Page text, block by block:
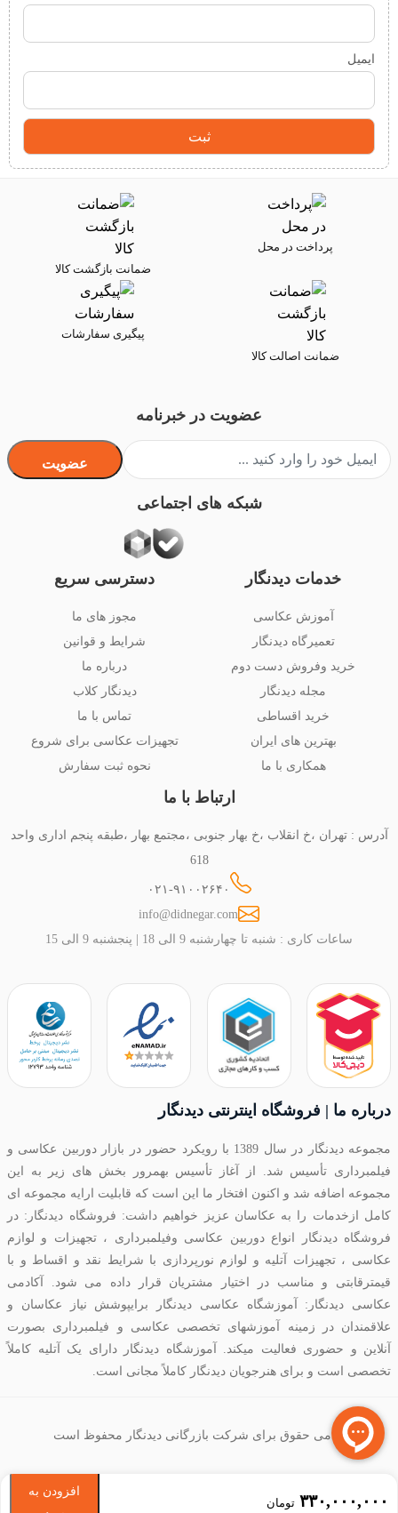
ایمیل
۳۳۰,۰۰۰,۰۰۰ تومان
افزودن به
پرداخت در محل
ضمانت بازگشت کالا
ضمانت اصالت کالا
پیگیری سفارشات
خدمات دیدنگار
آموزش عکاسی
تعمیرگاه دیدنگار
خرید وفروش دست دوم
مجله دیدنگار
خرید اقساطی
بهترین های ایران
همکاری با ما
دسترسی سریع
مجوز های ما
شرایط و قوانین
درباره ما
دیدنگار کلاب
تماس با ما
تجهیزات عکاسی برای شروع
نحوه ثبت سفارش
ارتباط با ما
آدرس : تهران ،خ انقلاب ،خ بهار جنوبی ،مجتمع بهار ،طبقه پنجم اداری واحد
618
۰۲۱-۹۱۰۰۲۶۴۰
info@didnegar.com
ساعات کاری : شنبه تا چهارشنبه 9 الی 18 | پنجشنبه 9 الی 15
عضویت در خبرنامه
عضویت
شبکه های اجتماعی
درباره ما | فروشگاه اینترنتی دیدنگار
مجموعه دیدنگار در سال 1389 با رویکرد حضور در بازار دوربین عکاسی و
فیلمبرداری تأسیس شد. از آغاز تأسیس بهمرور بخش های زیر به این
مجموعه اضافه شد و اکنون افتخار ما این است که قابلیت ارایه مجموعه ای
کامل ازخدمات را به عکاسان عزیز خواهیم داشت: فروشگاه دیدنگار: در
فروشگاه دیدنگار انواع دوربین عکاسی وفیلمبرداری ، تجهیزات و لوازم
عکاسی ، تجهیزات آتلیه و لوازم نورپردازی با شرایط نقد و اقساط و با
قیمترقابتی و مناسب در اختیار مشتریان قرار داده می شود. آکادمی
عکاسی دیدنگار: آموزشگاه عکاسی دیدنگار برایپوشش نیاز عکاسان و
علاقمندان در زمینه آموزشهای تخصصی عکاسی و فیلمبرداری بصورت
آنلاین و حضوری فعالیت میکند. آموزشگاه دیدنگار دارای یک آتلیه کاملاً
تخصصی است و برای هنرجویان دیدنگار کاملاً مجانی است.
تمامی حقوق برای شرکت بازرگانی دیدنگار محفوظ است